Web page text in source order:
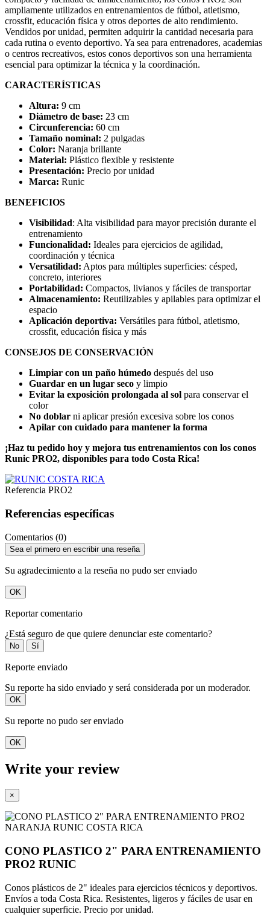
ampliamente utilizados en entrenamientos de fútbol, atletismo,
crossfit, educación física y otros deportes de alto rendimiento.
Vendidos por unidad, permiten adquirir la cantidad necesaria para
cada rutina o evento deportivo. Ya sea para entrenadores, academias
o centros recreativos, estos conos deportivos son una herramienta
esencial para optimizar la técnica y la coordinación.
CARACTERÍSTICAS
Altura: 9 cm
Diámetro de base: 23 cm
Circunferencia: 60 cm
Tamaño nominal: 2 pulgadas
Color: Naranja brillante
Material: Plástico flexible y resistente
Presentación: Precio por unidad
Marca: Runic
BENEFICIOS
Visibilidad: Alta visibilidad para mayor precisión durante el
entrenamiento
Funcionalidad: Ideales para ejercicios de agilidad,
coordinación y técnica
Versatilidad: Aptos para múltiples superficies: césped,
concreto, interiores
Portabilidad: Compactos, livianos y fáciles de transportar
Almacenamiento: Reutilizables y apilables para optimizar el
espacio
Aplicación deportiva: Versátiles para fútbol, atletismo,
crossfit, educación física y más
CONSEJOS DE CONSERVACIÓN
Limpiar con un paño húmedo después del uso
Guardar en un lugar seco y limpio
Evitar la exposición prolongada al sol para conservar el
color
No doblar ni aplicar presión excesiva sobre los conos
Apilar con cuidado para mantener la forma
¡Haz tu pedido hoy y mejora tus entrenamientos con los conos
Runic PRO2, disponibles para todo Costa Rica!
Referencia PRO2
Referencias específicas
Comentarios (0)
Sea el primero en escribir una reseña
Su agradecimiento a la reseña no pudo ser enviado
OK
Reportar comentario
¿Está seguro de que quiere denunciar este comentario?
No Sí
Reporte enviado
Su reporte ha sido enviado y será considerada por un moderador.
OK
Su reporte no pudo ser enviado
OK
Write your review
×
CONO PLASTICO 2" PARA ENTRENAMIENTO
PRO2 RUNIC
Conos plásticos de 2" ideales para ejercicios técnicos y deportivos.
Envíos a toda Costa Rica. Resistentes, ligeros y fáciles de usar en
cualquier superficie. Precio por unidad.